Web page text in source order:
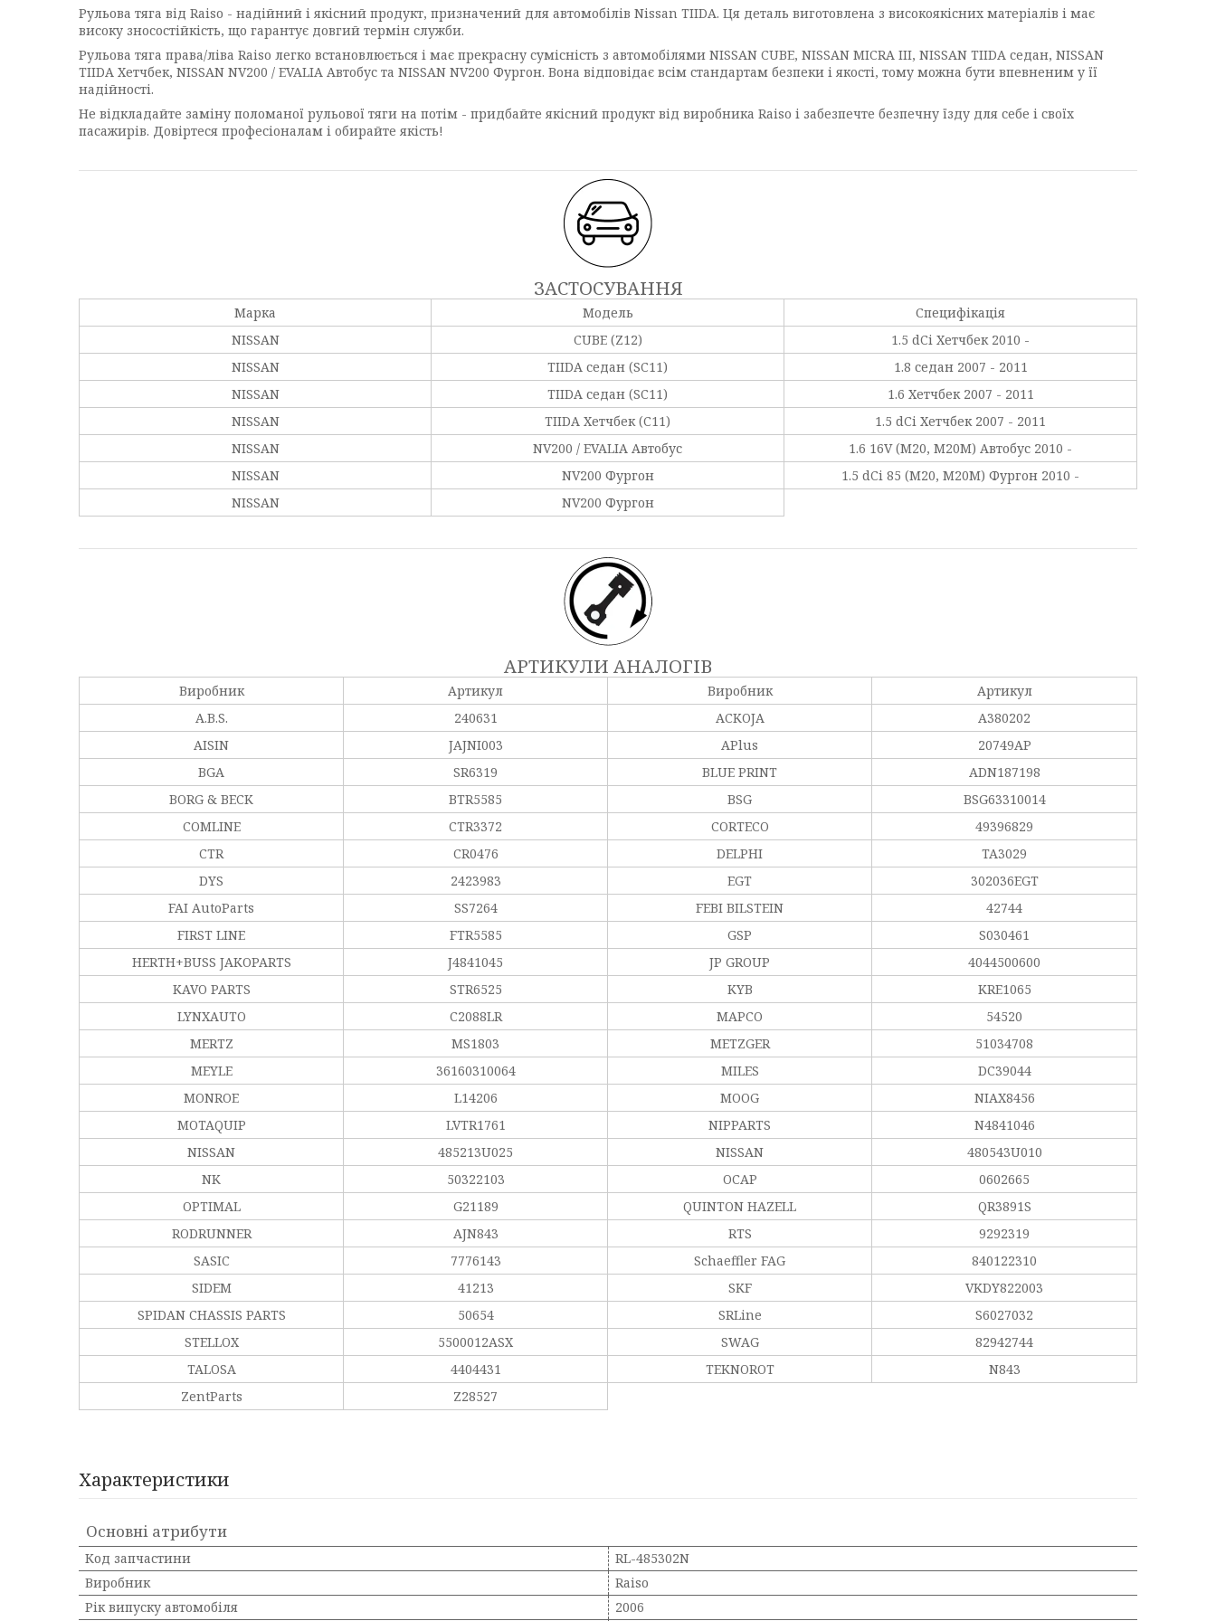
Рульова тяга від Raiso - надійний і якісний продукт, призначений для автомобілів Nissan TIIDA. Ця деталь виготовлена з високоякісних матеріалів і має
високу зносостійкість, що гарантує довгий термін служби.
Рульова тяга права/ліва Raiso легко встановлюється і має прекрасну сумісність з автомобілями NISSAN CUBE, NISSAN MICRA III, NISSAN TIIDA седан, NISSAN
TIIDA Хетчбек, NISSAN NV200 / EVALIA Автобус та NISSAN NV200 Фургон. Вона відповідає всім стандартам безпеки і якості, тому можна бути впевненим у її
надійності.
Не відкладайте заміну поломаної рульової тяги на потім - придбайте якісний продукт від виробника Raiso і забезпечте безпечну їзду для себе і своїх
пасажирів. Довіртеся професіоналам і обирайте якість!
ЗАСТОСУВАННЯ
Марка Модель
Специфікація
NISSAN
CUBE (Z12)
1.5 dCi Хетчбек 2010 -
NISSAN
TIIDA седан (SC11)
1.8 седан 2007 - 2011
NISSAN
TIIDA седан (SC11)
1.6 Хетчбек 2007 - 2011
NISSAN
TIIDA Хетчбек (C11)
1.5 dCi Хетчбек 2007 - 2011
NISSAN
NV200 / EVALIA Автобус
1.6 16V (M20, M20M) Автобус 2010 -
NISSAN
NV200 Фургон
1.5 dCi 85 (M20, M20M) Фургон 2010 -
NISSAN
NV200 Фургон
АРТИКУЛИ АНАЛОГІВ
Виробник Артикул Виробник
Артикул
A.B.S.
240631 ACKOJA
A380202
AISIN
JAJNI003 APlus
20749AP
BGA
SR6319 BLUE PRINT
ADN187198
BORG & BECK
BTR5585 BSG
BSG63310014
COMLINE
CTR3372 CORTECO
49396829
CTR
CR0476 DELPHI
TA3029
DYS
2423983 EGT
302036EGT
FAI AutoParts
SS7264 FEBI BILSTEIN
42744
FIRST LINE
FTR5585 GSP
S030461
HERTH+BUSS JAKOPARTS
J4841045 JP GROUP
4044500600
KAVO PARTS
STR6525 KYB
KRE1065
LYNXAUTO
C2088LR MAPCO
54520
MERTZ
MS1803 METZGER
51034708
MEYLE
36160310064 MILES
DC39044
MONROE
L14206 MOOG
NIAX8456
MOTAQUIP
LVTR1761 NIPPARTS
N4841046
NISSAN
485213U025 NISSAN
480543U010
NK
50322103 OCAP
0602665
OPTIMAL
G21189 QUINTON HAZELL
QR3891S
RODRUNNER
AJN843 RTS
9292319
SASIC
7776143 Schaeffler FAG
840122310
SIDEM
41213 SKF
VKDY822003
SPIDAN CHASSIS PARTS
50654 SRLine
S6027032
STELLOX
5500012ASX SWAG
82942744
TALOSA
4404431 TEKNOROT
N843
ZentParts
Z28527
Характеристики
Основні атрибути
Код запчастини
RL-485302N
Виробник
Raiso
Рік випуску автомобіля
2006